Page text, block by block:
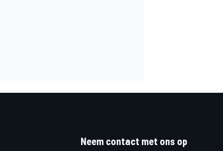
Neem contact met ons op